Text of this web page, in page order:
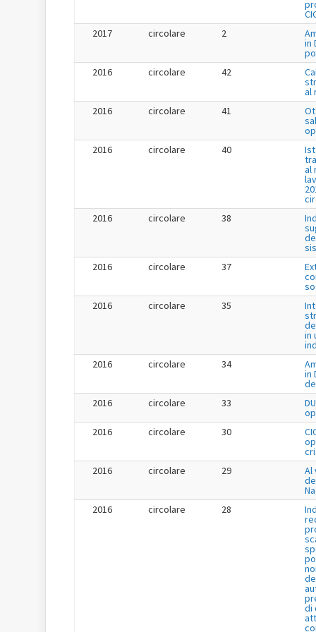
2017
circolare 2
in
2016
circolare 42
al
2016
circolare 41
2016
circolare 40
al
2016
circolare 38
2016
circolare 37
2016
circolare 35
in
2016
circolare 34
in
2016
circolare 33
2016
circolare 30
2016
circolare 29 Al
2016
circolare 28
di